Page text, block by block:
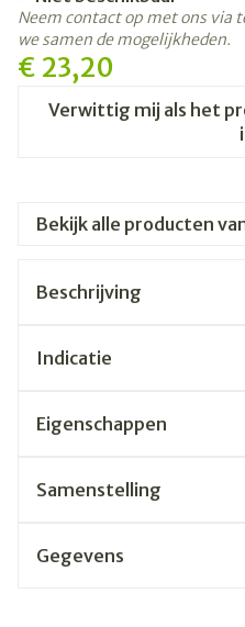
€ 23,20
Verwittig mij als het
Neem contact op met ons via
we samen de mogelijkheden.
Bekijk alle producten
Beschrijving
Indicatie
Eigenschappen
Samenstelling
Gegevens